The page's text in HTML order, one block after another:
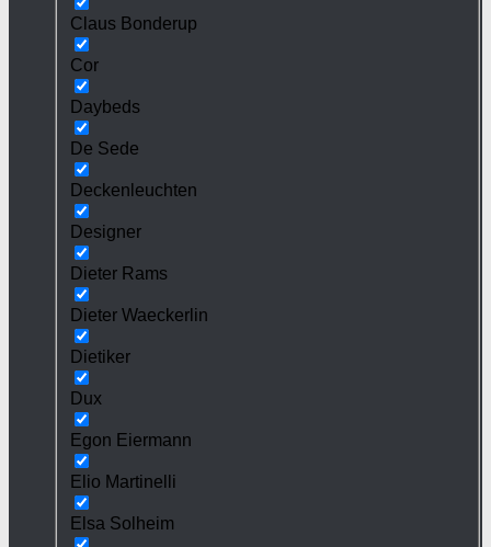
Claus Bonderup
Cor
Daybeds
De Sede
Deckenleuchten
Designer
Dieter Rams
Dieter Waeckerlin
Dietiker
Dux
Egon Eiermann
Elio Martinelli
Elsa Solheim